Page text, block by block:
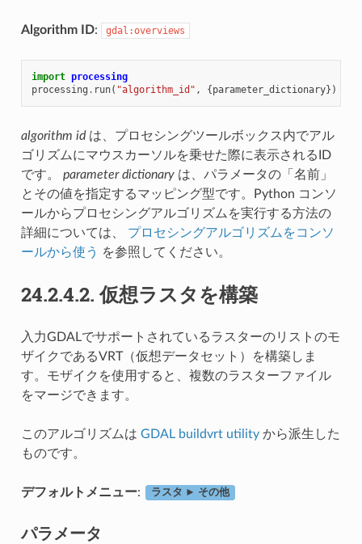
Algorithm ID: gdal:overviews
import processing
processing . run( "algorithm_id" , {parameter_dictionary})
algorithm idは、プロセシングツールボックス内でアル
ゴリズムにマウスカーソルを乗せた際に表示されるID
です。 parameter dictionaryは、パラメータの「名前」
とその値を指定するマッピング型です。Python コンソ
ールからプロセシングアルゴリズムを実行する方法の
詳細については、 プロセシングアルゴリズムをコンソ
ールから使う
を参照してください。
24.2.4.2.仮想ラスタを構築
入力GDALでサポートされているラスターのリストのモ
ザイクであるVRT（仮想データセット）を構築しま
す。モザイクを使用すると、複数のラスターファイル
をマージできます。
このアルゴリズムは GDAL buildvrt utilityから派生した
ものです。
デフォルトメニュー: ラスタ ► その他
パラメータ